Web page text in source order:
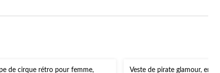
de cirque rétro pour femme,
Veste de pirate glamour, en